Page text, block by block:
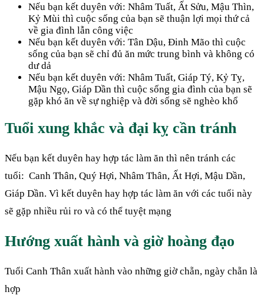
Nếu bạn kết duyên với: Nhâm Tuất, Ất Sửu, Mậu Thìn,
Kỷ Mùi thì cuộc sống của bạn sẽ thuận lợi mọi thứ cả
về gia đình lẫn công việc
Nếu bạn kết duyên với: Tân Dậu, Đinh Mão thì cuộc
sống của bạn sẽ chỉ đủ ăn mức trung bình và không có
dư dả
Nếu bạn kết duyên với: Nhâm Tuất, Giáp Tý, Kỷ Tỵ,
Mậu Ngọ, Giáp Dần thì cuộc sống gia đình của bạn sẽ
gặp khó ăn về sự nghiệp và đời sống sẽ nghèo khổ
Tuổi xung khắc và đại kỵ cần tránh
Nếu bạn kết duyên hay hợp tác làm ăn thì nên tránh các
tuổi: Canh Thân, Quý Hợi, Nhâm Thân, Ất Hợi, Mậu Dần,
Giáp Dần. Vì kết duyên hay hợp tác làm ăn với các tuổi này
sẽ gặp nhiều rủi ro và có thể tuyệt mạng
Hướng xuất hành và giờ hoàng đạo
Tuổi Canh Thân xuất hành vào những giờ chẵn, ngày chẵn là
hợp